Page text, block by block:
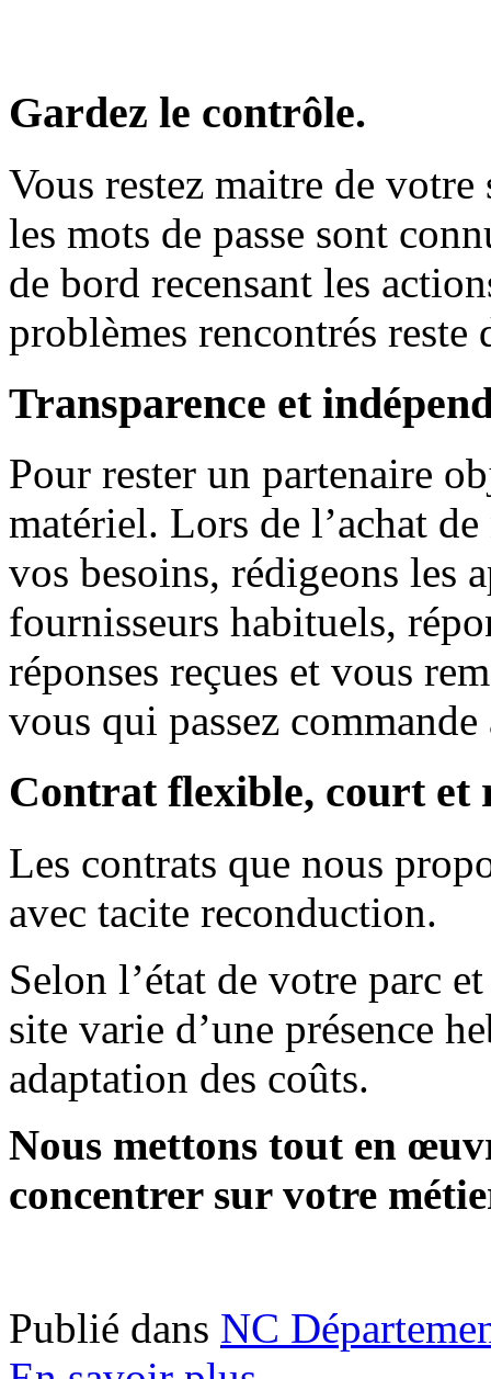
Gardez le contrôle.
Vous restez maitre de
les mots de passe sont
de bord recensant les
problèmes rencontrés reste
Transparence et
Pour rester un partenaire
matériel. Lors de l’achat
vos besoins, rédigeons les
fournisseurs habituels,
réponses reçues et vous
vous qui passez
Contrat flexible, court et
Les contrats que nous
avec tacite reconduction.
Selon l’état de votre parc
site varie d’une présence
adaptation des coûts.
Nous mettons tout en
concentrer sur votre
Publié dans NC